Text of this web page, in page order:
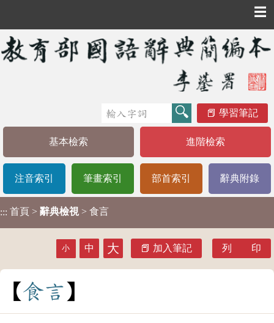
☰
學習筆記
基本檢索 進階檢索
注音索引 筆畫索引 部首索引 辭典附錄
::: 首頁 > 辭典檢視 > 食言
小 中 大 加入筆記 列 印
食言